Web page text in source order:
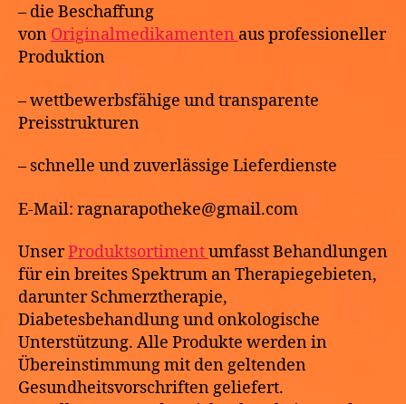
– die Beschaffung
von Originalmedikamenten aus professioneller
Produktion
– wettbewerbsfähige und transparente
Preisstrukturen
– schnelle und zuverlässige Lieferdienste
E-Mail: ragnarapotheke@gmail.com
UnserProduktsortimentumfasst Behandlungen
für ein breites Spektrum an Therapiegebieten,
darunter Schmerztherapie,
Diabetesbehandlung und onkologische
Unterstützung. Alle Produkte werden in
Übereinstimmung mit den geltenden
Gesundheitsvorschriften geliefert.